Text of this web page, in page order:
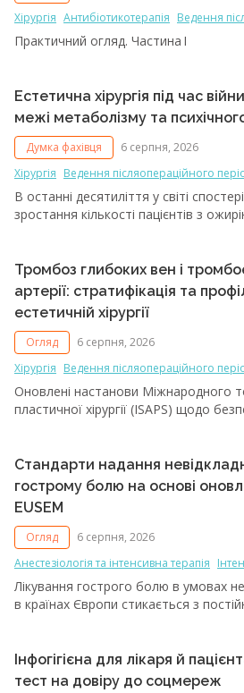
Хірургія Антибіотикотерапія Ведення
Практичний огляд. Частина I
Естетична хірургія під час
межі метаболізму та
Думка фахівця
6 серпня, 2026
Хірургія Ведення післяопераційного
В останні десятиліття у світі
зростання кількості пацієнтів з
цивілізації активно обговорюються
ожиріння, цукровий діабет і
залишаються недооціненими саме в
практики. Водночас їх поширеність
значення для планування
прогнозування ускладнень і вибору
лікування. Саме цим аспектам була
«Естетична хірургія під час війни:
метаболізму та психічного
інноваційних медичних технологій
заслуженим лікарем України,
Олександром Іларійовичем Плегуцою
практичної конференції «Комплексна
та індивідуалізовані стратегії
та психічної травми», яка пройшла
форматі.
Тромбоз глибоких вен і
артерії: стратифікація та
естетичній хірургії
Огляд
6 серпня, 2026
Хірургія Ведення післяопераційного
Оновлені настанови Міжнародного
пластичної хірургії (ISAPS) щодо
Стандарти надання
гострому болю на основі
EUSEM
Огляд
6 серпня, 2026
Анестезіологія та інтенсивна терапія
Лікування гострого болю в умовах
в країнах Європи стикається з
Поширеність олігоаналгезії та
болю, про який повідомляють
Інфогігієна для лікаря й
тест на довіру до соцмереж